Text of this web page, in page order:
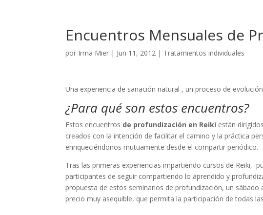
Encuentros Mensuales de
por Irma Mier | Jun 11, 2012 | Tratamientos individuales
Una experiencia de sanación natural , un proceso de
¿Para qué son estos encuentros?
Estos encuentros de profundización en Reiki están
creados con la intención de facilitar el camino y la práctica
enriqueciéndonos mutuamente desde el compartir periódico.
Tras las primeras experiencias impartiendo cursos de Reiki,
participantes de seguir compartiendo lo aprendido y
propuesta de estos seminarios de profundización, un
precio muy asequible, que permita la participación de todas